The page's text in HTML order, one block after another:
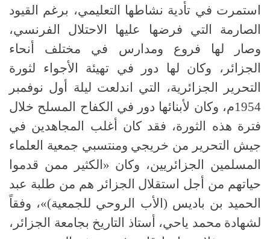
استمرت في تأدية نشاطها التعليمي، برغم القيود
الصارمة التي فرضها عليها الاحتلال الفرنسي،
وصار لها فروع ومدارس في مختلف أنحاء
الجزائر، وكان لها دور في تهيئة الأجواء لثورة
التحرير الجزائرية، التي اندلعت ليلة أول نوفمبر
1954م، وكان لأبنائها دور في الكفاح المسلح خلال
فترة هذه الثورة، فقد كان أغلب المجاهدين في
جيش التحرير من خريجي ومنتسبي جمعية العلماء
المسلمين الجزائريين، وكان «الكثير ممن قدموا
حياتهم من أجل استقلال الجزائر هم من طلبة عبد
الحميد بن باديس (الأب الروحي للجمعية)»، وفقاً
لشهادة محمد ياحي، أستاذ التاريخ بجامعة الجزائر،